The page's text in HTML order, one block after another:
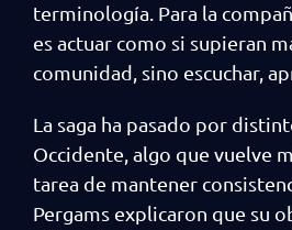
terminología. Para la
es actuar como si supieran
comunidad, sino escuchar,
La saga ha pasado por
Occidente, algo que vuelve
tarea de mantener
Pergams explicaron que su